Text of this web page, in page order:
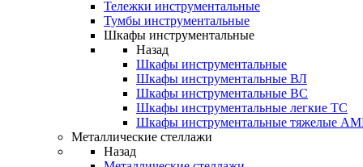
Тележки инструментальные
Тумбы инструментальные
Шкафы инструментальные
Назад
Шкафы инструментальные
Шкафы инструментальные ВЛ
Шкафы инструментальные ВС
Шкафы инструментальные легкие ТС
Шкафы инструментальные тяжелые
Металлические стеллажи
Назад